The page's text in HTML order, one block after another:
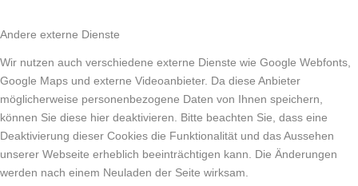
Andere externe Dienste
Wir nutzen auch verschiedene externe Dienste wie Google Webfonts,
Google Maps und externe Videoanbieter. Da diese Anbieter
möglicherweise personenbezogene Daten von Ihnen speichern,
können Sie diese hier deaktivieren. Bitte beachten Sie, dass eine
Deaktivierung dieser Cookies die Funktionalität und das Aussehen
unserer Webseite erheblich beeinträchtigen kann. Die Änderungen
werden nach einem Neuladen der Seite wirksam.